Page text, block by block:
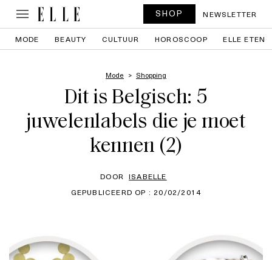
SHOP NEWSLETTER
MODE BEAUTY CULTUUR HOROSCOOP ELLE ETEN
Mode Shopping
Dit is Belgisch: 5
juwelenlabels die je moet
kennen (2)
DOOR ISABELLE
GEPUBLICEERD OP : 20/02/2014